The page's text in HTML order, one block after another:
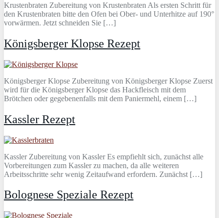
Krustenbraten Zubereitung von Krustenbraten Als ersten Schritt für
den Krustenbraten bitte den Ofen bei Ober- und Unterhitze auf 190°
vorwärmen. Jetzt schneiden Sie […]
Königsberger Klopse Rezept
Königsberger Klopse Zubereitung von Königsberger Klopse Zuerst
wird für die Königsberger Klopse das Hackfleisch mit dem
Brötchen oder gegebenenfalls mit dem Paniermehl, einem […]
Kassler Rezept
Kassler Zubereitung von Kassler Es empfiehlt sich, zunächst alle
Vorbereitungen zum Kassler zu machen, da alle weiteren
Arbeitsschritte sehr wenig Zeitaufwand erfordern. Zunächst […]
Bolognese Speziale Rezept